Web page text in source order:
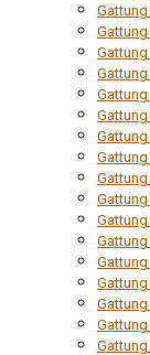
Gattung
Gattung